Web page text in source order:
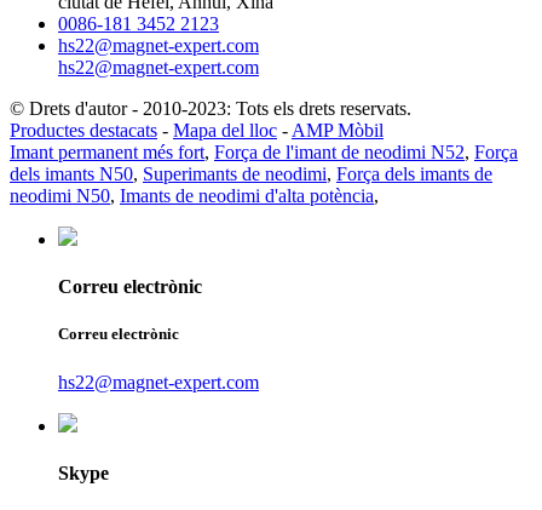
0086-181 3452 2123
hs22@magnet-expert.com
hs22@magnet-expert.com
© Drets d'autor - 2010-2023: Tots els drets reservats.
Productes destacats - Mapa del lloc - AMP Mòbil
Imant permanent més fort, Força de l'imant de neodimi N52, Força
dels imants N50, Superimants de neodimi, Força dels imants de
neodimi N50, Imants de neodimi d'alta potència,
Correu electrònic
Correu electrònic
hs22@magnet-expert.com
Skype